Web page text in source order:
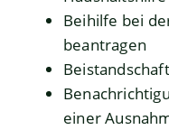
Beihilfe bei
beantragen
einer